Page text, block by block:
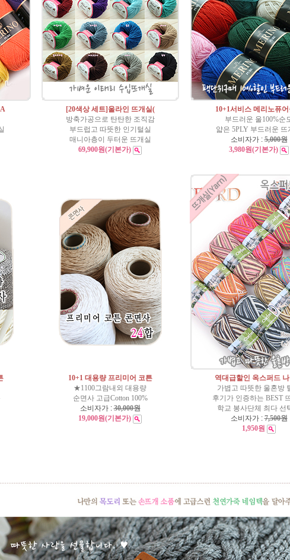
[20색상 세트]울라인 뜨개실(
방축가공으로 탄탄한 조직감
부드럽고 따뜻한 인기털실
매니아층이 두터운 뜨개실
69,900원(기본가)
10+1서비스 메리노퓨
부드러운 울100%순
얇은 5PLY 부드러운 뜨
소비자가 :5,000원
3,980원(기본가)
10+1 대용량 프리미어 코튼
★1100그람내외 대용량
순면사 고급Cotton 100%
소비자가 :30,000원
19,000원(기본가)
역대급할인 옥스퍼드
가볍고 따뜻한 울혼방
후기가 인증하는 BEST
학교 봉사단체 최다 선
소비자가 :7,500원
1,950원